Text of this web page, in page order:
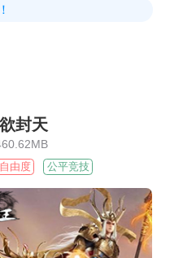
封天
由度 公平竞技